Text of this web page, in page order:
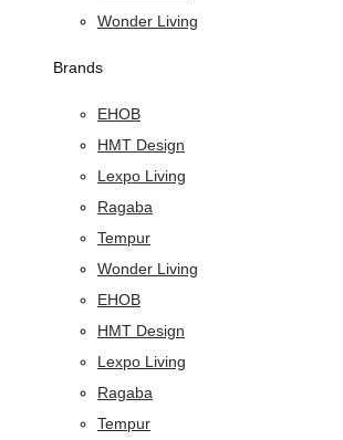
Wonder Living
Brands
EHOB
HMT Design
Lexpo Living
Ragaba
Tempur
Wonder Living
EHOB
HMT Design
Lexpo Living
Ragaba
Tempur